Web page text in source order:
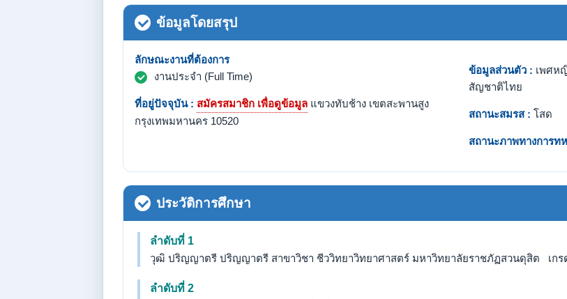
ข้อมูลโดยสรุป
ลักษณะงานที่ต้องการ
งานประจำ (Full Time)
ที่อยู่ปัจจุบัน : สมัครสมาชิก เพื่อดูข้อมูล แขวงทับช้าง เขตสะพานสูง
กรุงเทพมหานคร 10520
ข้อมูลส่วนตัว : เพศห
สัญชาติไทย
สถานะสมรส : โสด
สถานะภาพทางการท
ประวัติการศึกษา
ลำดับที่ 1
วุฒิ ปริญญาตรี ปริญญาตรี สาขาวิชา ชีววิทยาวิทยาศาสตร์ มหาวิทยาลัยราชภัฏสวนดุสิต เกร
ลำดับที่ 2